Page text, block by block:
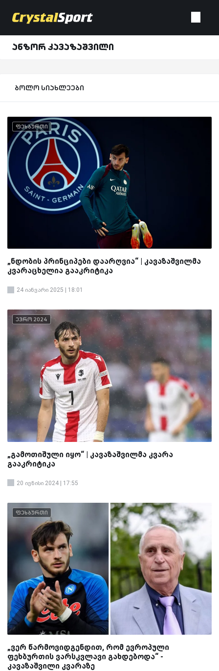
ანზორ კავაზაშვილი
ბოლო სიახლეები
ფეხბურთი
„ნდობის პრინციპები დაარღვია“ | კავაზაშვილმა
კვარაცხელია გააკრიტიკა
24 იანვარი 2025 | 18:01
ევრო 2024
„გამოთიშული იყო“ | კავაზაშვილმა კვარა
გააკრიტიკა
20 ივნისი 2024 | 17:55
ფეხბურთი
„ვერ წარმოვიდგენდით, რომ ევროპული
ფეხბურთის ვარსკვლავი გახდებოდა“ -
კავაზაშვილი კვარაზე